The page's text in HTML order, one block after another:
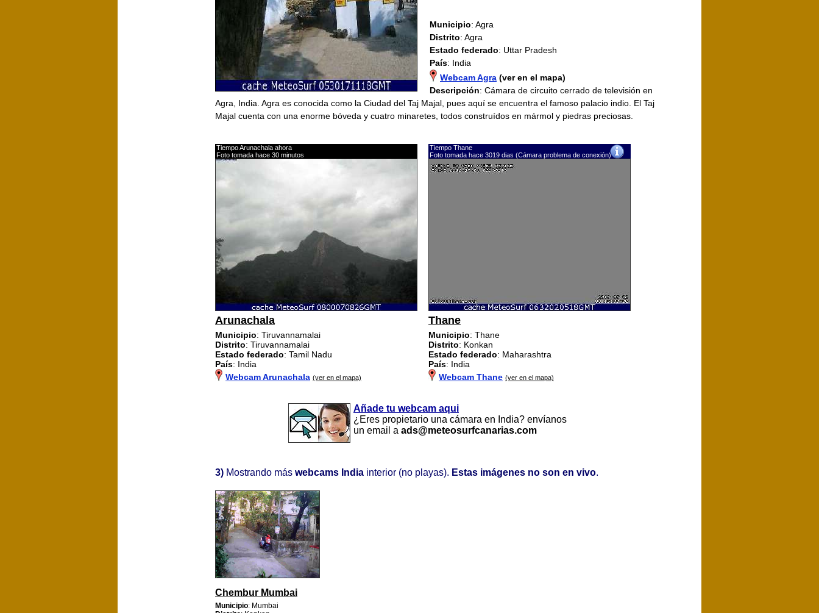
Municipio: Agra
Distrito: Agra
Estado federado: Uttar Pradesh
País: India
Webcam Agra (ver en el mapa)
Descripción: Cámara de circuito cerrado de televisión en
Agra, India. Agra es conocida como la Ciudad del Taj Majal, pues aquí se encuentra el famoso palacio indio. El Taj
Majal cuenta con una enorme bóveda y cuatro minaretes, todos construídos en mármol y piedras preciosas.
Tiempo Arunachala ahora
Foto tomada hace 30 minutos
Arunachala
Municipio: Tiruvannamalai
Distrito: Tiruvannamalai
Estado federado: Tamil Nadu
País: India
Webcam Arunachala (ver en el mapa)
Tiempo Thane
Foto tomada hace 3019 dias (Cámara problema de conexión)
Thane
Municipio: Thane
Distrito: Konkan
Estado federado: Maharashtra
País: India
Webcam Thane (ver en el mapa)
Añade tu webcam aqui
¿Eres propietario una cámara en India? envíanos
un email a ads@meteosurfcanarias.com
3) Mostrando más webcams India interior (no playas). Estas imágenes no son en vivo.
Chembur Mumbai
Municipio: Mumbai